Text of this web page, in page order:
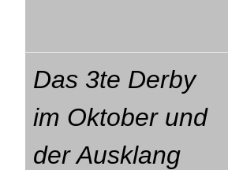
Das 3te Derby
im Oktober und
der Ausklang